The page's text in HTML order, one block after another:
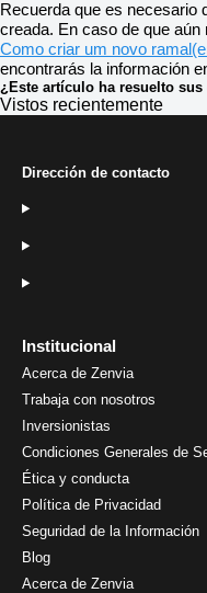
Recuerda que es necesario
creada. En caso de que
Como criar um novo
encontrarás la información
¿Este artículo ha resuelto sus
Vistos recientemente
Institucional
Acerca de Zenvia
Trabaja con nosotros
Inversionistas
Condiciones Generales de
Ética y conducta
Política de Privacidad
Seguridad de la Información
Blog
Acerca de Zenvia
Dirección de contacto